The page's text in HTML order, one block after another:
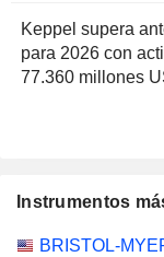
Keppel supera
para 2026 con
77.360 millones
Instrumentos
BRISTOL-